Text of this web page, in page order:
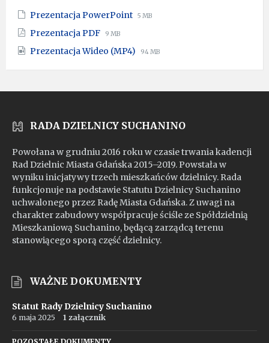
Prezentacja PowerPoint File
File
5 MB
Prezentacja PDF File
pdf
File
9 MB
Prezentacja Wideo (MP4) File
mp4
File
94 MB
RADA DZIELNICY SUCHANINO
Powołana w grudniu 2016 roku w czasie trwania kadencji
Rad Dzielnic Miasta Gdańska 2015–2019. Powstała w
wyniku inicjatywy trzech mieszkańców dzielnicy. Rada
funkcjonuje na podstawie Statutu Dzielnicy Suchanino
uchwalonego przez Radę Miasta Gdańska. Z uwagi na
charakter zabudowy współpracuje ściśle ze Spółdzielnią
Mieszkaniową Suchanino, będącą zarządcą terenu
stanowiącego sporą część dzielnicy.
WAŻNE DOKUMENTY
Statut Rady Dzielnicy Suchanino
6 maja 2025 1 załącznik